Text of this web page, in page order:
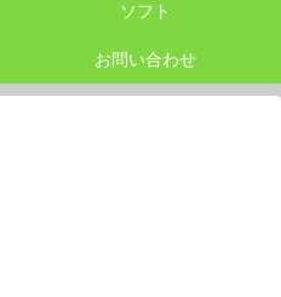
ソフト
お問い合わせ